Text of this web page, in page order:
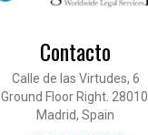
Contacto
Calle de las Virtudes, 6
Ground Floor Right. 28010.
Madrid, Spain